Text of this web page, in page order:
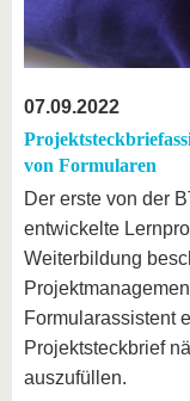
07.09.2022
von Formularen
Der erste von der
entwickelte
Weiterbildung
Formularassistent
Projektsteckbrief
auszufüllen.